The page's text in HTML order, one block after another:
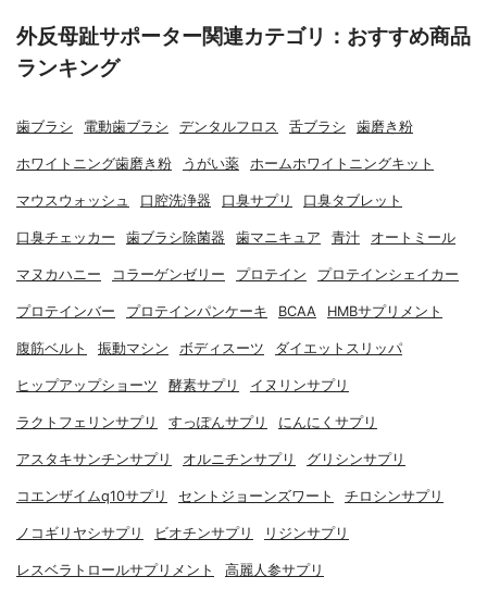
外反母趾サポーター関連カテゴリ：おすすめ商品
ランキング
歯ブラシ 電動歯ブラシ デンタルフロス 舌ブラシ 歯磨き粉
ホワイトニング歯磨き粉 うがい薬 ホームホワイトニングキット
マウスウォッシュ 口腔洗浄器 口臭サプリ 口臭タブレット
口臭チェッカー 歯ブラシ除菌器 歯マニキュア 青汁 オートミール
マヌカハニー コラーゲンゼリー プロテイン プロテインシェイカー
プロテインバー プロテインパンケーキ BCAA HMBサプリメント
腹筋ベルト 振動マシン ボディスーツ ダイエットスリッパ
ヒップアップショーツ 酵素サプリ イヌリンサプリ
ラクトフェリンサプリ すっぽんサプリ にんにくサプリ
アスタキサンチンサプリ オルニチンサプリ グリシンサプリ
コエンザイムq10サプリ セントジョーンズワート チロシンサプリ
ノコギリヤシサプリ ビオチンサプリ リジンサプリ
レスベラトロールサプリメント 高麗人参サプリ